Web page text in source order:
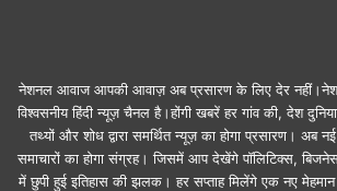
नेशनल आवाज आपकी आवाज़ अब प्रसारण के लिए देर
विश्वसनीय हिंदी न्यूज़ चैनल है।होंगी खबरें हर गांव की, देश
तथ्यों और शोध द्वारा समर्थित न्यूज़ का होगा प्रसारण। अब
समाचारों का होगा संग्रह। जिसमें आप देखेंगे पॉलिटिक्स, बिजनेस
में छुपी हुई इतिहास की झलक। हर सप्ताह मिलेंगे एक नए